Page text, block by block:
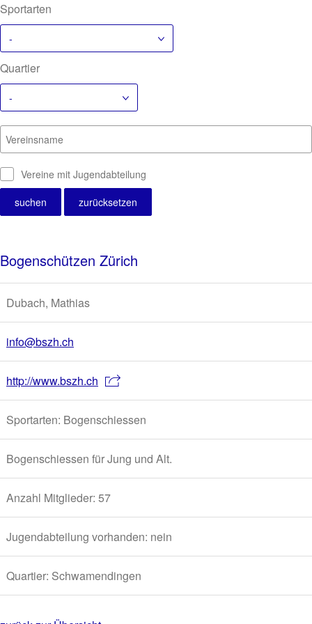
Sportarten
-
Quartier
-
Vereinsname
Vereine mit Jugendabteilung
Bogenschützen Zürich
Dubach, Mathias
info@bszh.ch
http://www.bszh.ch
Sportarten: Bogenschiessen
Bogenschiessen für Jung und Alt.
Anzahl Mitglieder: 57
Jugendabteilung vorhanden: nein
Quartier: Schwamendingen